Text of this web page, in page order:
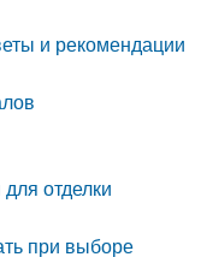
и рекомендации
отделки
при выборе